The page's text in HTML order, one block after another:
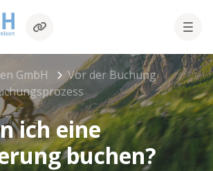
GmbH
Vor der Buchung
ich eine
buchen?